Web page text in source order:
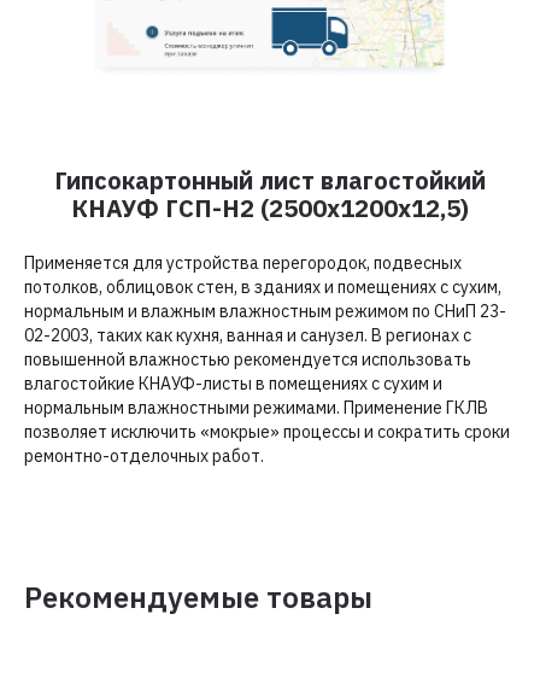
Гипсокартонный лист влагостойкий
КНАУФ ГСП-Н2 (2500х1200х12,5)
Применяется для устройства перегородок, подвесных
потолков, облицовок стен, в зданиях и помещениях с сухим,
нормальным и влажным влажностным режимом по СНиП 23-
02-2003, таких как кухня, ванная и санузел. В регионах с
повышенной влажностью рекомендуется использовать
влагостойкие КНАУФ-листы в помещениях с сухим и
нормальным влажностными режимами. Применение ГКЛВ
позволяет исключить «мокрые» процессы и сократить сроки
ремонтно-отделочных работ.
Рекомендуемые товары